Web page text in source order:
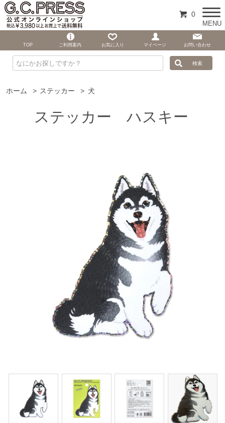
ホーム > ステッカー > 犬
ステッカー ハスキー
0
MENU
TOP ご利用案内 お気に入り マイページ お問い合わせ